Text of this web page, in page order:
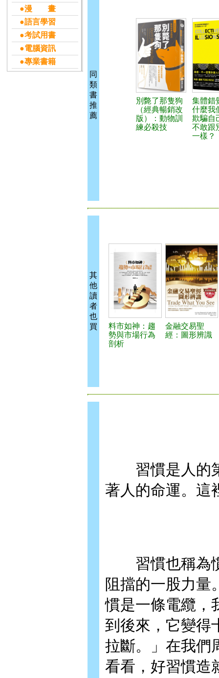
●漫 畫
●語言學習
●考試用書
●電腦資訊
●專業書籍
同
類
書
推
薦
別斃了那隻狗
（經典暢銷改
版）：動物訓
練必殺技
集體錯
什麼我
欺騙自
不敢跟
一樣？
其
他
讀
者
也
買
料市如神：趨
勢與市場行為
剖析
金融交易聖
經：圖形辨識
習慣是人的第
著人的命運。這
習慣也稱為慣
阻擋的一股力量
慣是一條電纜，
到後來，它變得
拉斷。」在我們
看看，好習慣造